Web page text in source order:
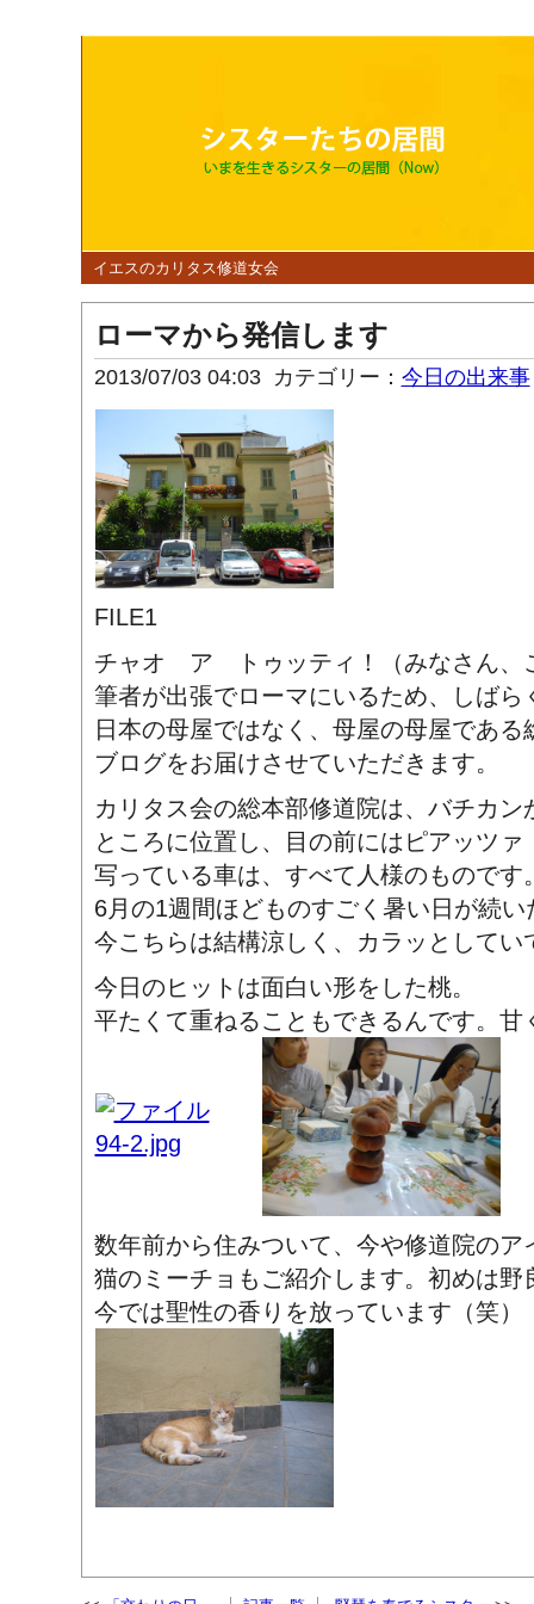
イエスのカリタス修道女会
ローマから発信します
2013/07/03 04:03 カテゴリー： 今日の出来事
FILE1
チャオ ア トゥッティ！（みなさん、
筆者が出張でローマにいるため、しばら
日本の母屋ではなく、母屋の母屋である
ブログをお届けさせていただきます。
カリタス会の総本部修道院は、バチカ
ところに位置し、目の前にはピアッツ
写っている車は、すべて人様のものです
6月の1週間ほどものすごく暑い日が続い
今こちらは結構涼しく、カラッとしてい
今日のヒットは面白い形をした桃。
平たくて重ねることもできるんです。甘
数年前から住みついて、今や修道院のア
猫のミーチョもご紹介します。初めは野
今では聖性の香りを放っています（笑）